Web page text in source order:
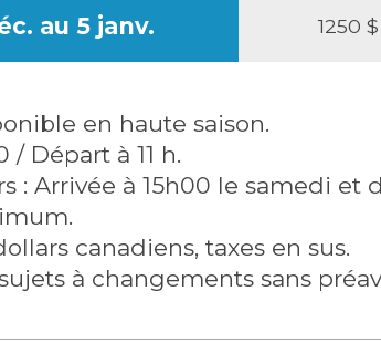
au 5 janv. 1250 $
en haute saison.
/ Départ à 11 h.
: Arrivée à 15h00 le samedi et
canadiens, taxes en sus.
à changements sans